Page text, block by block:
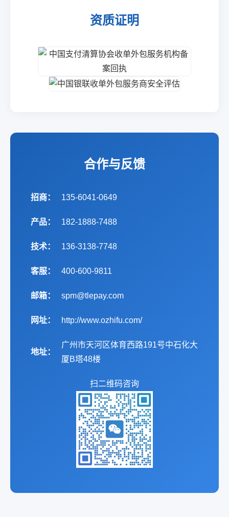
资质证明
合作与反馈
招商： 135-6041-0649
产品： 182-1888-7488
技术： 136-3138-7748
客服： 400-600-9811
邮箱： spm@tlepay.com
网址： http://www.ozhifu.com/
地址：
广州市天河区体育西路191号中石化大
厦B塔48楼
扫二维码咨询